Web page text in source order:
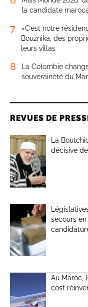
la candidate
7
«C’est notre
Bouznika, des
leurs villas
8
La Colombie
souveraineté du
REVUES DE
La
décisive
secours
Au Maroc,
cost